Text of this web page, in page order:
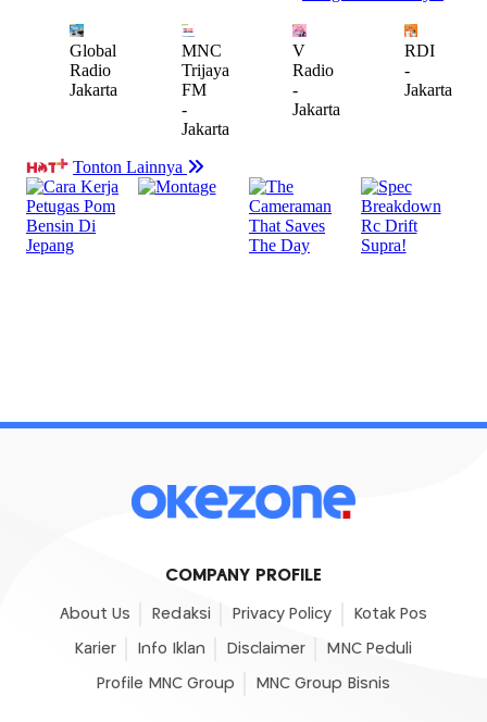
COMPANY PROFILE
About Us Redaksi Privacy Policy Kotak Pos
Karier Info Iklan Disclaimer MNC Peduli
Profile MNC Group MNC Group Bisnis